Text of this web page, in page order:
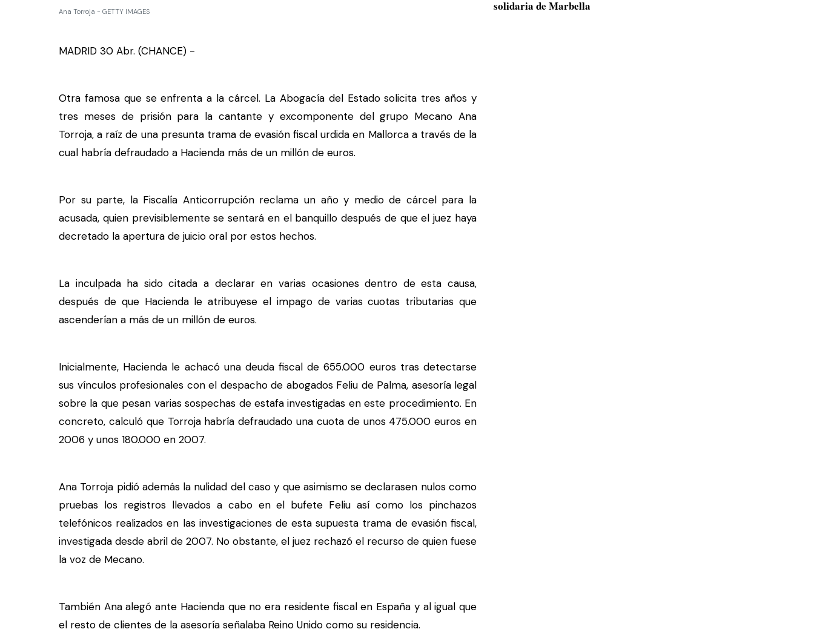
Ana Torroja - GETTY IMAGES
MADRID 30 Abr. (CHANCE) -
Otra famosa que se enfrenta a la cárcel. La Abogacía del Estado solicita tres años y
tres meses de prisión para la cantante y excomponente del grupo Mecano Ana
Torroja, a raíz de una presunta trama de evasión fiscal urdida en Mallorca a través de la
cual habría defraudado a Hacienda más de un millón de euros.
Por su parte, la Fiscalía Anticorrupción reclama un año y medio de cárcel para la
acusada, quien previsiblemente se sentará en el banquillo después de que el juez haya
decretado la apertura de juicio oral por estos hechos.
La inculpada ha sido citada a declarar en varias ocasiones dentro de esta causa,
después de que Hacienda le atribuyese el impago de varias cuotas tributarias que
ascenderían a más de un millón de euros.
Inicialmente, Hacienda le achacó una deuda fiscal de 655.000 euros tras detectarse
sus vínculos profesionales con el despacho de abogados Feliu de Palma, asesoría legal
sobre la que pesan varias sospechas de estafa investigadas en este procedimiento. En
concreto, calculó que Torroja habría defraudado una cuota de unos 475.000 euros en
2006 y unos 180.000 en 2007.
Ana Torroja pidió además la nulidad del caso y que asimismo se declarasen nulos como
pruebas los registros llevados a cabo en el bufete Feliu así como los pinchazos
telefónicos realizados en las investigaciones de esta supuesta trama de evasión fiscal,
investigada desde abril de 2007. No obstante, el juez rechazó el recurso de quien fuese
la voz de Mecano.
También Ana alegó ante Hacienda que no era residente fiscal en España y al igual que
el resto de clientes de la asesoría señalaba Reino Unido como su residencia.
solidaria de Marbella